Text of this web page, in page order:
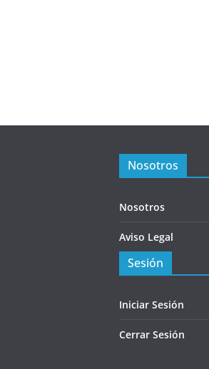
Nosotros
Nosotros
Aviso Legal
Sesión
Iniciar Sesión
Cerrar Sesión